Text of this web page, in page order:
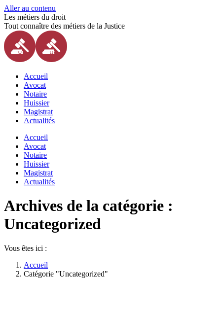
Aller au contenu
Les métiers du droit
Tout connaître des métiers de la Justice
Accueil
Avocat
Notaire
Huissier
Magistrat
Actualités
Accueil
Avocat
Notaire
Huissier
Magistrat
Actualités
Archives de la catégorie :
Uncategorized
Vous êtes ici :
Accueil
Catégorie "Uncategorized"